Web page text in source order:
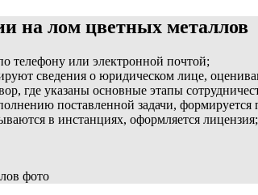
на лом цветных металлов
телефону или электронной почтой;
сведения о юридическом лице,
где указаны основные этапы
поставленной задачи, формируется
в инстанциях, оформляется лицензия;